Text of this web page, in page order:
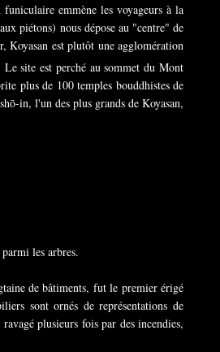
emmène les voyageurs à la
piétons) nous dépose au "centre" de
Koyasan est plutôt une agglomération
site est perché au sommet du Mont
plus de 100 temples bouddhistes de
in, l'un des plus grands de Koyasan,
les arbres.
de bâtiments, fut le premier érigé
sont ornés de représentations de
plusieurs fois par des incendies,